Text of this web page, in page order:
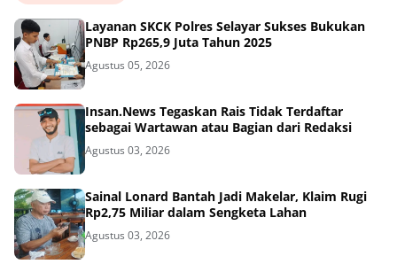
Layanan SKCK Polres Selayar Sukses Bukukan
PNBP Rp265,9 Juta Tahun 2025
Agustus 05, 2026
Insan.News Tegaskan Rais Tidak Terdaftar
sebagai Wartawan atau Bagian dari Redaksi
Agustus 03, 2026
Sainal Lonard Bantah Jadi Makelar, Klaim Rugi
Rp2,75 Miliar dalam Sengketa Lahan
Agustus 03, 2026